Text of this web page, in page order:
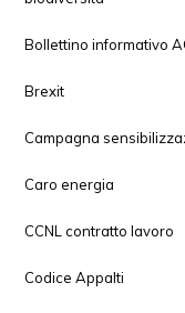
Bollettino informativo
Brexit
Campagna
Caro energia
CCNL contratto lavoro
Codice Appalti